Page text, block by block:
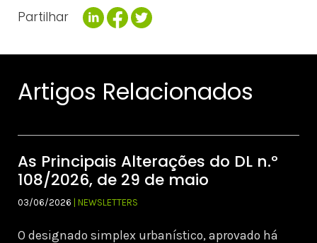
Partilhar
Artigos Relacionados
As Principais Alterações do DL n.º
108/2026, de 29 de maio
03/06/2026 | NEWSLETTERS
O designado simplex urbanístico, aprovado há